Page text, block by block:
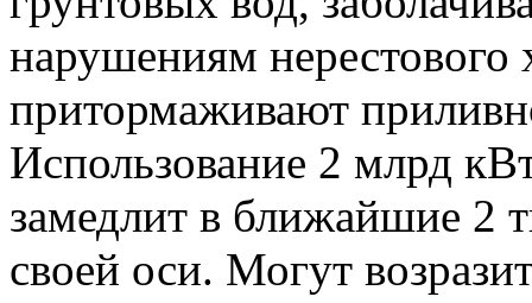
нарушениям
притормаживают
Использование 2 млрд
замедлит в ближайшие 2
своей оси. Могут